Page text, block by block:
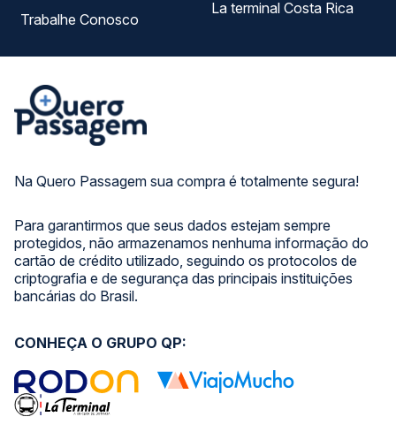
Na Quero Passagem sua compra é totalmente segura!
Para garantirmos que seus dados estejam sempre
protegidos, não armazenamos nenhuma informação do
cartão de crédito utilizado, seguindo os protocolos de
criptografia e de segurança das principais instituições
bancárias do Brasil.
Trabalhe Conosco
La terminal Costa Rica
CONHEÇA O GRUPO QP: